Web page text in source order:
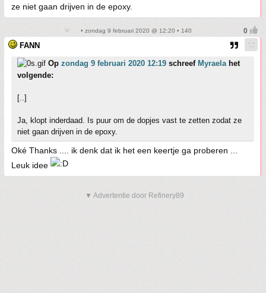
ze niet gaan drijven in de epoxy.
• zondag 9 februari 2020 @ 12:20 • 140
FANN
Op zondag 9 februari 2020 12:19 schreef Myraelahet
volgende:
[..]
Ja, klopt inderdaad. Is puur om de dopjes vast te zetten zodat ze
niet gaan drijven in de epoxy.
Oké Thanks .... ik denk dat ik het een keertje ga proberen ...
Leuk idee
▼ Advertentie door Refinery89